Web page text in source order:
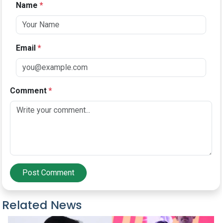
Name *
Email *
Comment *
Post Comment
Related News